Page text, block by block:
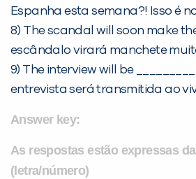
Espanha esta semana?! Isso é
8) The scandal will soon make
escândalo virará manchete
9) The interview will be
entrevista será transmitida ao
Answer key:
As respostas estão expressas
(letra/número)